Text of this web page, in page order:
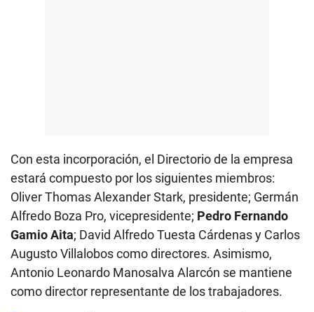
Con esta incorporación, el Directorio de la empresa
estará compuesto por los siguientes miembros:
Oliver Thomas Alexander Stark, presidente; Germán
Alfredo Boza Pro, vicepresidente; Pedro Fernando
Gamio Aita; David Alfredo Tuesta Cárdenas y Carlos
Augusto Villalobos como directores. Asimismo,
Antonio Leonardo Manosalva Alarcón se mantiene
como director representante de los trabajadores.